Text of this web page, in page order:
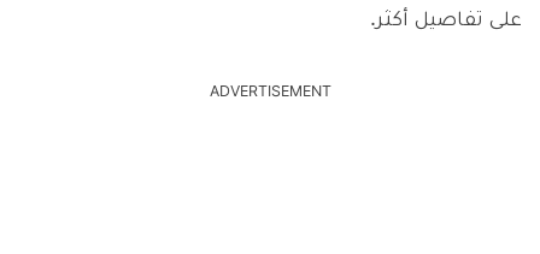
على تفاصيل أكثر.
ADVERTISEMENT